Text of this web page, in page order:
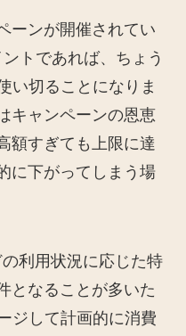
ーンが開催されてい
トであれば、ちょう
い切ることになりま
キャンペーンの恩恵
額すぎても上限に達
に下がってしまう場
利用状況に応じた特
となることが多いた
ジして計画的に消費